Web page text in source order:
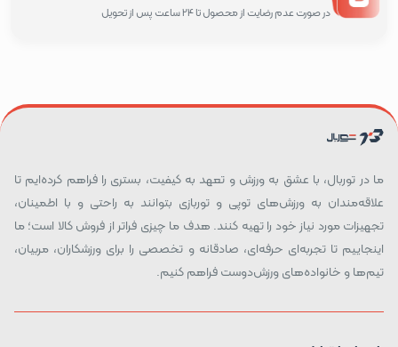
در صورت عدم رضایت از محصول تا 24 ساعت پس از تحویل
ما در توربال، با عشق به ورزش و تعهد به کیفیت، بستری را فراهم کرده‌ایم تا
علاقه‌مندان به ورزش‌های توپی و توربازی بتوانند به راحتی و با اطمینان،
تجهیزات مورد نیاز خود را تهیه کنند. هدف ما چیزی فراتر از فروش کالا است؛ ما
اینجاییم تا تجربه‌ای حرفه‌ای، صادقانه و تخصصی را برای ورزشکاران، مربیان،
تیم‌ها و خانواده‌های ورزش‌دوست فراهم کنیم.